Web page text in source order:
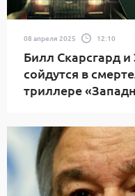
08 апреля 2025 12:10
Билл Скарсгард
сойдутся в
триллере